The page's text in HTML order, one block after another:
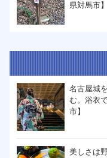
県対馬市】
名古屋城
む。浴衣
市】
美しさは